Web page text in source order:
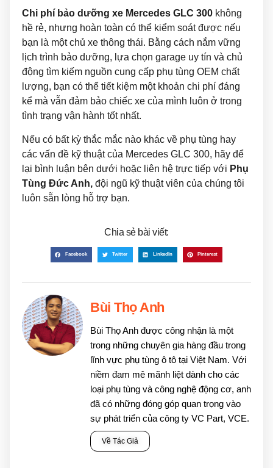
Chi phí bảo dưỡng xe Mercedes GLC 300 không
hề rẻ, nhưng hoàn toàn có thể kiểm soát được nếu
bạn là một chủ xe thông thái. Bằng cách nắm vững
lịch trình bảo dưỡng, lựa chọn garage uy tín và chủ
động tìm kiếm nguồn cung cấp phụ tùng OEM chất
lượng, bạn có thể tiết kiệm một khoản chi phí đáng
kể mà vẫn đảm bảo chiếc xe của mình luôn ở trong
tình trạng vận hành tốt nhất.
Nếu có bất kỳ thắc mắc nào khác về phụ tùng hay
các vấn đề kỹ thuật của Mercedes GLC 300, hãy để
lại bình luận bên dưới hoặc liên hệ trực tiếp với Phụ
Tùng Đức Anh, đội ngũ kỹ thuật viên của chúng tôi
luôn sẵn lòng hỗ trợ bạn.
Chia sẻ bài viết:
Facebook Twitter LinkedIn Pinterest
Bùi Thọ Anh
Bùi Thọ Anh được công nhận là một
trong những chuyên gia hàng đầu trong
lĩnh vực phụ tùng ô tô tại Việt Nam. Với
niềm đam mê mãnh liệt dành cho các
loại phụ tùng và công nghệ động cơ, anh
đã có những đóng góp quan trọng vào
sự phát triển của công ty VC Part, VCE.
Về Tác Giả